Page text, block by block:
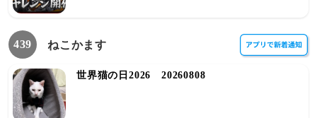
439 ねこかます
世界猫の日2026 20260808